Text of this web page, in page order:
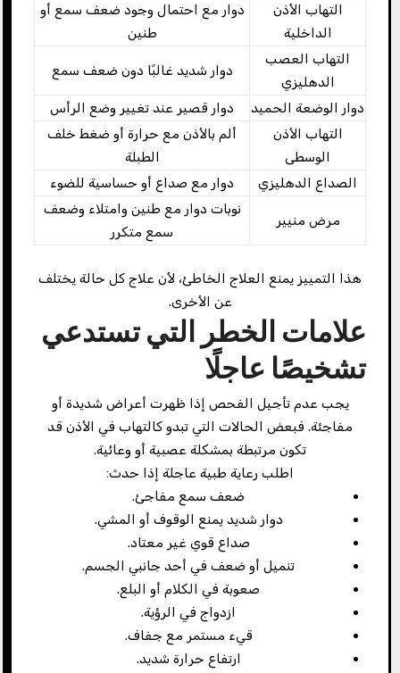
التهاب الأذن
الداخلية
دوار مع احتمال وجود ضعف سمع أو
طنين
التهاب العصب
الدهليزي
دوار شديد غالبًا دون ضعف سمع
دوار الوضعة الحميد
دوار قصير عند تغيير وضع الرأس
التهاب الأذن
الوسطى
ألم بالأذن مع حرارة أو ضغط خلف
الطبلة
الصداع الدهليزي
دوار مع صداع أو حساسية للضوء
مرض منيير
نوبات دوار مع طنين وامتلاء وضعف
سمع متكرر
هذا التمييز يمنع العلاج الخاطئ، لأن علاج كل حالة يختلف
عن الأخرى.
علامات الخطر التي تستدعي
تشخيصًا عاجلًا
يجب عدم تأجيل الفحص إذا ظهرت أعراض شديدة أو
مفاجئة. فبعض الحالات التي تبدو كالتهاب في الأذن قد
تكون مرتبطة بمشكلة عصبية أو وعائية.
اطلب رعاية طبية عاجلة إذا حدث:
ضعف سمع مفاجئ.
دوار شديد يمنع الوقوف أو المشي.
صداع قوي غير معتاد.
تنميل أو ضعف في أحد جانبي الجسم.
صعوبة في الكلام أو البلع.
ازدواج في الرؤية.
قيء مستمر مع جفاف.
ارتفاع حرارة شديد.